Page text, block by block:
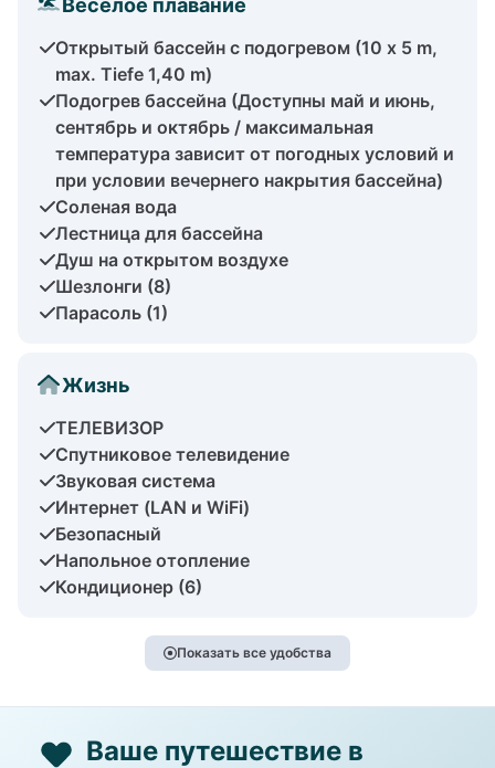
Открытый бассейн с подогревом (10 x 5 m,
max. Tiefe 1,40 m)
Подогрев бассейна (Доступны май и июнь,
сентябрь и октябрь / максимальная
температура зависит от погодных условий и
при условии вечернего накрытия бассейна)
Соленая вода
Лестница для бассейна
Душ на открытом воздухе
Шезлонги (8)
Парасоль (1)
Жизнь
ТЕЛЕВИЗОР
Спутниковое телевидение
Звуковая система
Интернет (LAN и WiFi)
Безопасный
Напольное отопление
Кондиционер (6)
Показать все удобства
Ваше путешествие в